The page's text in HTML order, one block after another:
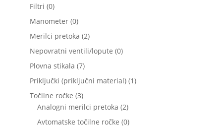
Filtri 00
izdelkov
Manometer 00
izdelkov
Merilci pretoka 22
izdelka
Nepovratni ventili/lopute 00
Plovna stikala 77
izdelkov
Priključki (priključni material) 11
Točilne ročke 33
izdelki
Analogni merilci pretoka 22
izdelka
Avtomatske točilne ročke 00